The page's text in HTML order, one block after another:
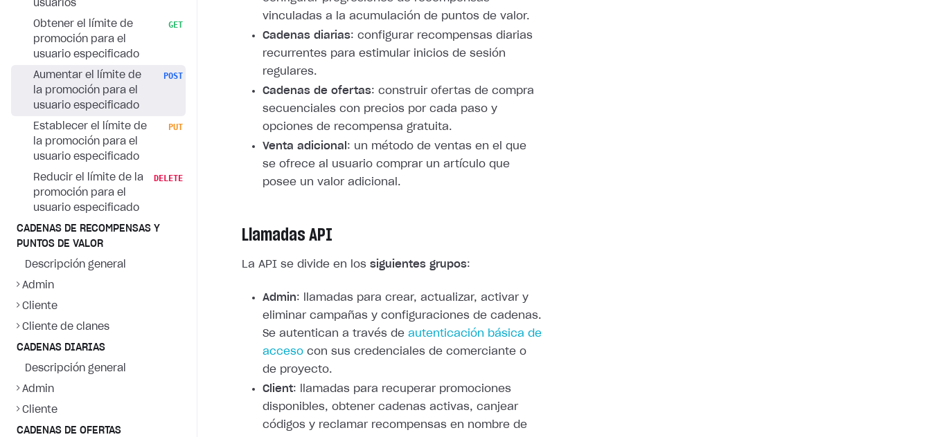
usuarios
Obtener el límite de
promoción para el
usuario especificado
GET
Aumentar el límite de
la promoción para el
usuario especificado
POST
Establecer el límite de
la promoción para el
usuario especificado
PUT
Reducir el límite de la
promoción para el
usuario especificado
DELETE
CADENAS DE RECOMPENSAS Y
PUNTOS DE VALOR
Descripción general
Admin
Cliente
Cliente de clanes
CADENAS DIARIAS
Descripción general
Admin
Cliente
CADENAS DE OFERTAS
vinculadas a la acumulación de puntos de valor.
Cadenas diarias: configurar recompensas diarias
recurrentes para estimular inicios de sesión
regulares.
Cadenas de ofertas: construir ofertas de compra
secuenciales con precios por cada paso y
opciones de recompensa gratuita.
Venta adicional : un método de ventas en el que
se ofrece al usuario comprar un artículo que
posee un valor adicional.
Llamadas API
La API se divide en los siguientes grupos:
Admin: llamadas para crear, actualizar, activar y
eliminar campañas y configuraciones de cadenas.
Se autentican a través de autenticación básica de
acceso con sus credenciales de comerciante o
de proyecto.
Client: llamadas para recuperar promociones
disponibles, obtener cadenas activas, canjear
códigos y reclamar recompensas en nombre de